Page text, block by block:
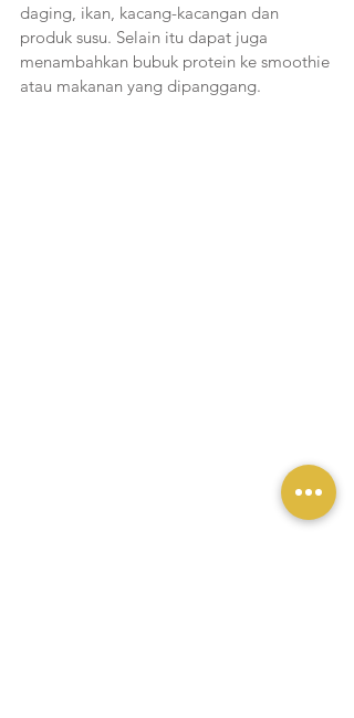
daging, ikan, kacang-kacangan dan
produk susu. Selain itu dapat juga
menambahkan bubuk protein ke smoothie
atau makanan yang dipanggang.